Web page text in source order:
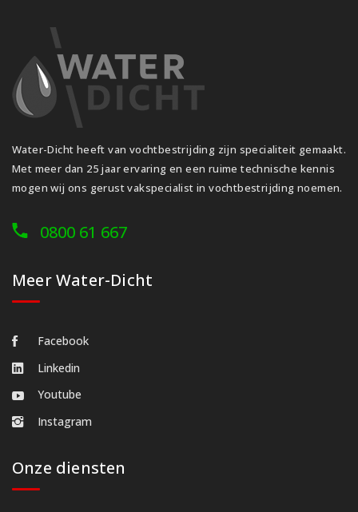
Water-Dicht heeft van vochtbestrijding zijn specialiteit gemaakt.
Met meer dan 25 jaar ervaring en een ruime technische kennis
mogen wij ons gerust vakspecialist in vochtbestrijding noemen.
0800 61 667
Meer Water-Dicht
Facebook
Linkedin
Youtube
Instagram
Onze diensten